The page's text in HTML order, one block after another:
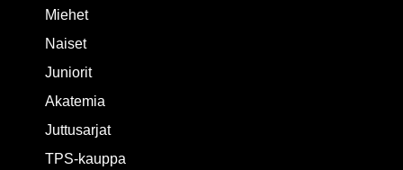
Miehet
Naiset
Juniorit
Akatemia
Juttusarjat
TPS-kauppa